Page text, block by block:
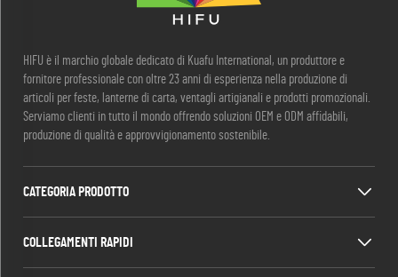
HIFU è il marchio globale dedicato di Kuafu International, un produttore e
fornitore professionale con oltre 23 anni di esperienza nella produzione di
articoli per feste, lanterne di carta, ventagli artigianali e prodotti promozionali.
Serviamo clienti in tutto il mondo offrendo soluzioni OEM e ODM affidabili,
produzione di qualità e approvvigionamento sostenibile.
CATEGORIA PRODOTTO
COLLEGAMENTI RAPIDI